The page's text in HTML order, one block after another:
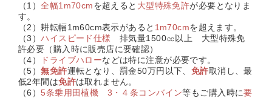
（1）全幅1m70cmを超えると 大型特殊免許が必要となりま
す。
（2）耕転幅1m60cm表示があると 1m70cmを超えます。
（3）ハイスピード仕様 排気量1500㏄以上 大型特殊免
許必要 （ 購入時に販売店に要確認）
（4）
ドライブハローなどは特に注意が必要です。
（5）無免許運転となり、罰金50万円以下、 免許取消し、最
低2年間は免許は取れません。
（6）5条乗用田植機 3・４条コンバイン等もご購入時に要